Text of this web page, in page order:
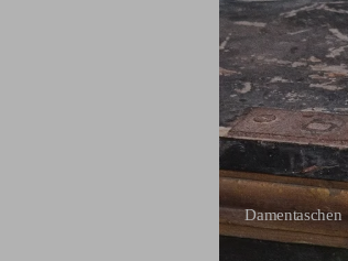
Damentaschen